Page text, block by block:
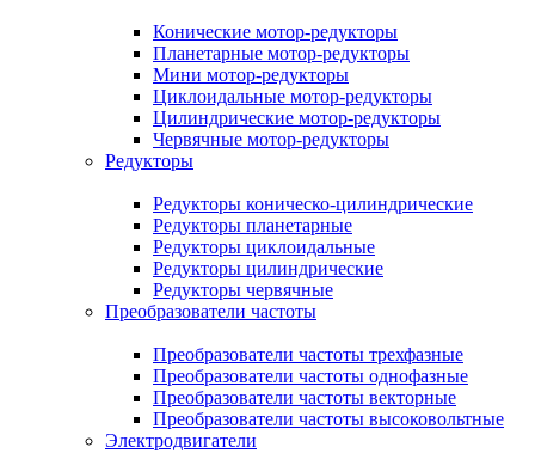
Конические мотор-редукторы
Планетарные мотор-редукторы
Мини мотор-редукторы
Циклоидальные мотор-редукторы
Цилиндрические мотор-редукторы
Червячные мотор-редукторы
Редукторы
Редукторы коническо-цилиндрические
Редукторы планетарные
Редукторы циклоидальные
Редукторы цилиндрические
Редукторы червячные
Преобразователи частоты
Преобразователи частоты трехфазные
Преобразователи частоты однофазные
Преобразователи частоты векторные
Преобразователи частоты высоковольтные
Электродвигатели